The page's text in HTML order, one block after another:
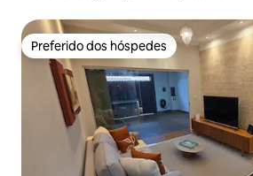
Preferido dos hóspedes
Preferido dos hóspedes